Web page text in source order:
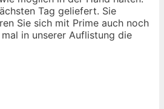
Tag geliefert. Sie
Sie sich mit Prime auch noch
in unserer Auflistung die